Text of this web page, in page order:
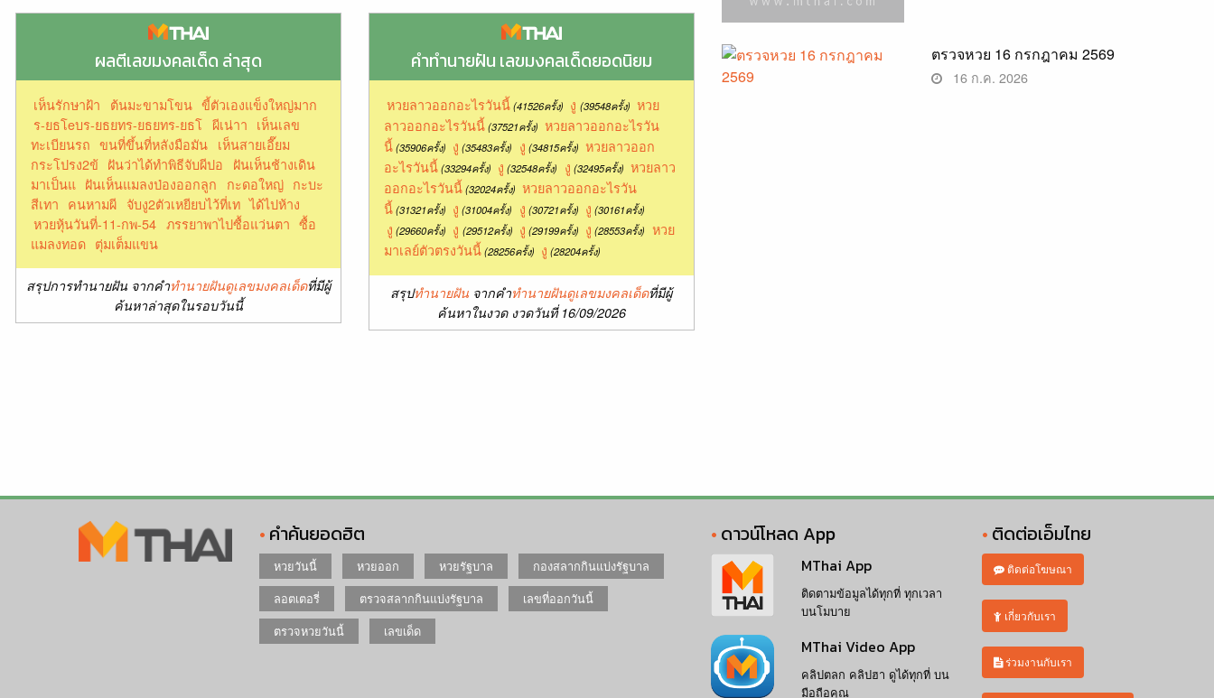
ผลตีเลขมงคลเด็ด ล่าสุด
เห็นรักษาฝ้า ต้นมะขามโขน ขี้ตัวเองแข็งใหญ่มาก
ร-ยธโeบร-ยธยทร-ยธยทร-ยธโ ผีเน่าา เห็นเลข
ทะเบียนรถ ขนที่ขึ้นที่หลังมือมัน เห็นสายเอี๊ยม
กระโปรง2ข้ ฝันว่าได้ทำพิธีจับผีปอ
ฝันเห็นช้างเดิน
มาเป็นแ ฝันเห็นแมลงป่องออกลูก กะดอใหญ่ กะบะ
สีเทา คนหามผี จับงู2ตัวเหยียบไว้ที่เท ได้ไปห้าง
หวยหุ้นวันที่-11-กพ-54 ภรรยาพาไปซื้อแว่นตา ซื้อ
แมลงทอด ตุ่มเต็มแขน
สรุปการทำนายฝัน จากคำทำนายฝันดูเลขมงคลเด็ดที่มีผู้
ค้นหาล่าสุดในรอบวันนี้
คำทำนายฝัน เลขมงคลเด็ดยอดนิยม
หวยลาวออกอะไรวันนี้ (41526ครั้ง) งู (39548ครั้ง) หวย
ลาวออกอะไรวันนี้(37521ครั้ง) หวยลาวออกอะไรวัน
นี้(35906ครั้ง) งู (35483ครั้ง) งู (34815ครั้ง) หวยลาวออก
อะไรวันนี้(33294ครั้ง) งู (32548ครั้ง) งู (32495ครั้ง) หวยลาว
ออกอะไรวันนี้(32024ครั้ง) หวยลาวออกอะไรวัน
นี้(31321ครั้ง) งู (31004ครั้ง) งู (30721ครั้ง) งู (30161ครั้ง)
งู (29660ครั้ง) งู (29512ครั้ง) งู (29199ครั้ง) งู (28553ครั้ง) หวย
มาเลย์ตัวตรงวันนี้(28256ครั้ง) งู (28204ครั้ง)
สรุปทำนายฝัน จากคำทำนายฝันดูเลขมงคลเด็ดที่มีผู้
ค้นหาในงวด งวดวันที่ 16/09/2026
ตรวจหวย 16 กรกฎาคม 2569
16 ก.ค. 2026
คำค้นยอดฮิต
หวยวันนี้ หวยออก หวยรัฐบาล
กองสลากกินแบ่งรัฐบาล
ลอตเตอรี่
ตรวจสลากกินแบ่งรัฐบาล
เลขที่ออกวันนี้
ตรวจหวยวันนี้
เลขเด็ด
ดาวน์โหลด App
MThai App
ติดตามข้อมูลได้ทุกที่ ทุกเวลา
บนโมบาย
MThai Video App
คลิปตลก คลิปฮา ดูได้ทุกที่ บน
มือถือคุณ
ติดต่อเอ็มไทย
ติดต่อโฆษณา
เกี่ยวกับเรา
ร่วมงานกับเรา